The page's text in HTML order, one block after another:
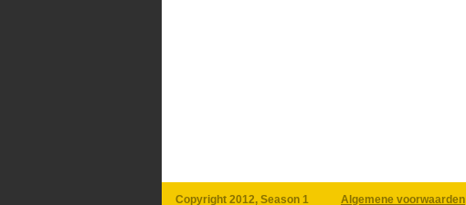
Copyright 2012, Season 1 Algemene voorwaarden